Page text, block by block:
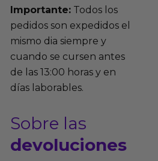
Importante:Todos los
pedidos son expedidos el
mismo dia siempre y
cuando se cursen antes
de las 13:00 horas y en
días laborables.
Sobre las
devoluciones